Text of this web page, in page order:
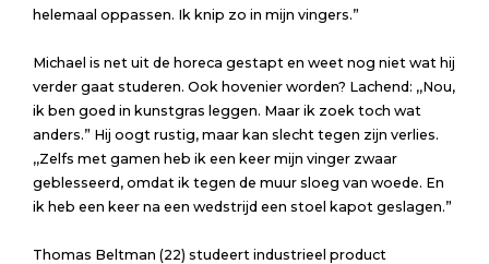
helemaal oppassen. Ik knip zo in mijn vingers.”
Michael is net uit de horeca gestapt en weet nog niet wat hij
verder gaat studeren. Ook hovenier worden? Lachend: ,,Nou,
ik ben goed in kunstgras leggen. Maar ik zoek toch wat
anders.” Hij oogt rustig, maar kan slecht tegen zijn verlies.
,,Zelfs met gamen heb ik een keer mijn vinger zwaar
geblesseerd, omdat ik tegen de muur sloeg van woede. En
ik heb een keer na een wedstrijd een stoel kapot geslagen.”
Thomas Beltman (22) studeert industrieel product